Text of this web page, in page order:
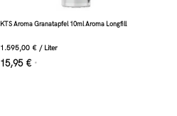
KTS Aroma Granatapfel 10ml Aroma Longfill
1.595,00 € / Liter
15,95 € *